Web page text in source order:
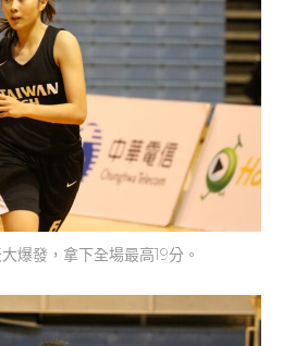
爆發，拿下全場最高19分。